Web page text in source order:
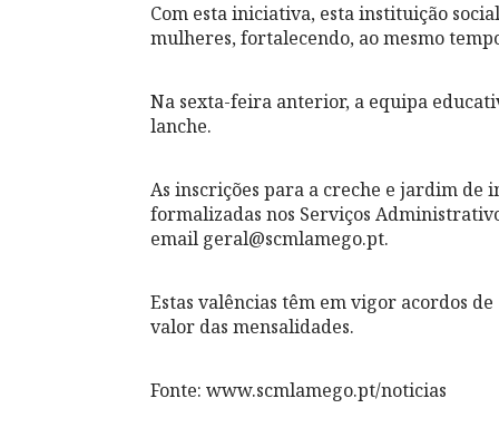
Com esta iniciativa, esta instituição
mulheres, fortalecendo, ao mesmo
Na sexta-feira anterior, a equipa
lanche.
As inscrições para a creche e jardim de
formalizadas nos Serviços
email geral@scmlamego.pt.
Estas valências têm em vigor acordos
valor das mensalidades.
Fonte: www.scmlamego.pt/noticias